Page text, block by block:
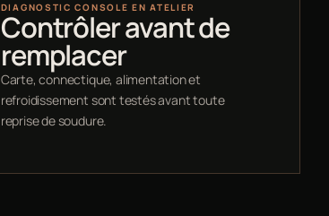
DIAGNOSTIC CONSOLE EN ATELIER
Contrôler avant de
remplacer
Carte, connectique, alimentation et
refroidissement sont testés avant toute
reprise de soudure.